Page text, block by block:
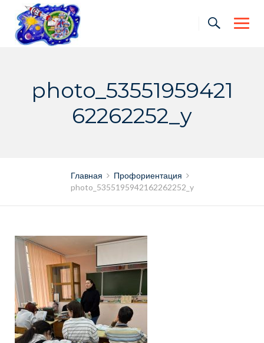
content
photo_53551959421
62262252_y
Главная
Профориентация
photo_5355195942162262252_y